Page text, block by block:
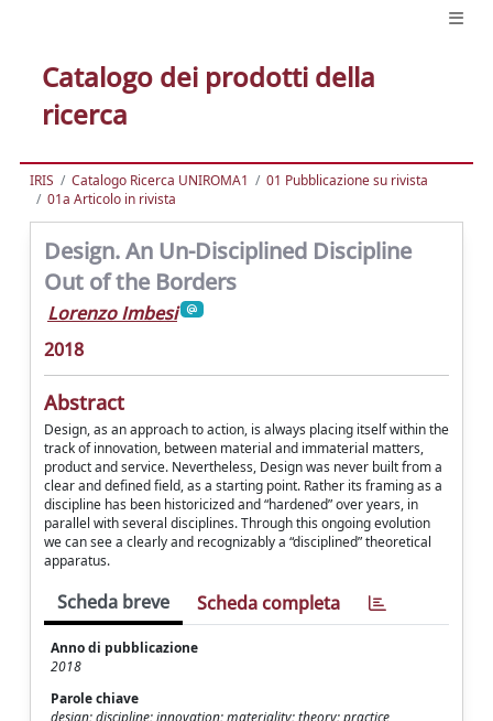
Catalogo dei prodotti della
ricerca
IRIS Catalogo Ricerca UNIROMA1
01 Pubblicazione su rivista
01a Articolo in rivista
Design. An Un-Disciplined Discipline
Out of the Borders
Lorenzo Imbesi
2018
Abstract
Design, as an approach to action, is always placing itself within the
track of innovation, between material and immaterial matters,
product and service. Nevertheless, Design was never built from a
clear and defined field, as a starting point. Rather its framing as a
discipline has been historicized and “hardened” over years, in
parallel with several disciplines. Through this ongoing evolution
we can see a clearly and recognizably a “disciplined” theoretical
apparatus.
Scheda breve Scheda completa
Anno di pubblicazione
2018
Parole chiave